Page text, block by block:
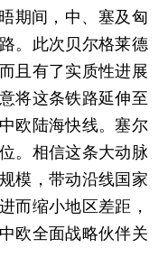
期间，中、塞及匈
。此次贝尔格莱德
且有了实质性进展
将这条铁路延伸至
欧陆海快线。塞尔
。相信这条大动脉
模，带动沿线国家
而缩小地区差距，
欧全面战略伙伴关